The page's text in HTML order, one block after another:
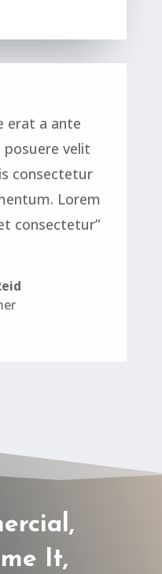
erat a ante
posuere velit
consectetur
Lorem
consectetur”
It,